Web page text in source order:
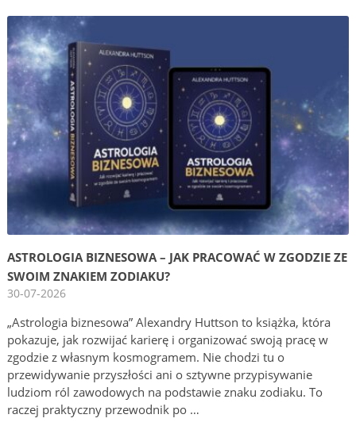
ASTROLOGIA BIZNESOWA – JAK PRACOWAĆ W ZGODZIE ZE
SWOIM ZNAKIEM ZODIAKU?
30-07-2026
„Astrologia biznesowa” Alexandry Huttson to książka, która
pokazuje, jak rozwijać karierę i organizować swoją pracę w
zgodzie z własnym kosmogramem. Nie chodzi tu o
przewidywanie przyszłości ani o sztywne przypisywanie
ludziom ról zawodowych na podstawie znaku zodiaku. To
raczej praktyczny przewodnik po …